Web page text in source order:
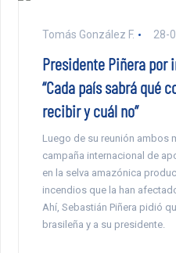
Tomás González F. 28-
Presidente Piñera por
“Cada país sabrá qué
recibir y cuál no”
Luego de su reunión ambos
campaña internacional de
en la selva amazónica
incendios que la han
Ahí, Sebastián Piñera pidió
brasileña y a su presidente.